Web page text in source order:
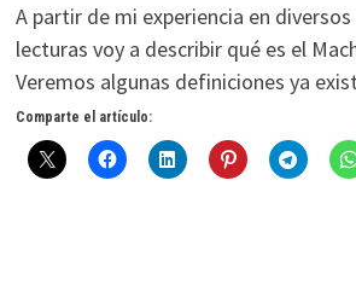
A partir de mi experiencia en
lecturas voy a describir qué es el
Veremos algunas definiciones ya
Comparte el artículo: